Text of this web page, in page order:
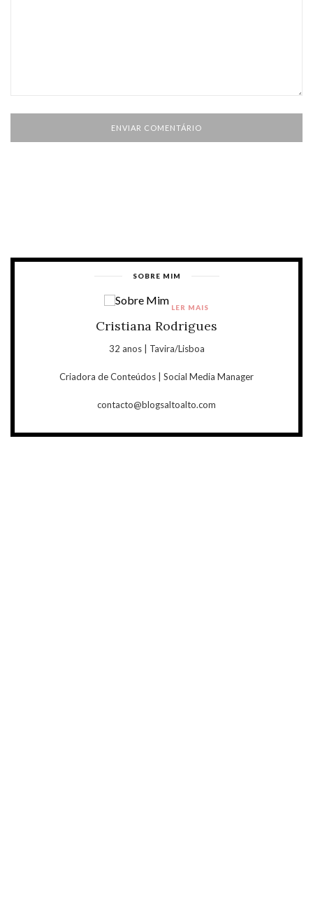
SOBRE MIM
Cristiana Rodrigues
32 anos | Tavira/Lisboa
Criadora de Conteúdos | Social Media Manager
contacto@blogsaltoalto.com
LER MAIS